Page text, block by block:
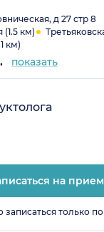
д 27 стр 8
(1.5 км)
км)
84 показать
на прием
только